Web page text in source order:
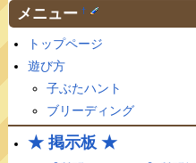
メニュー †
トップページ
遊び方
子ぶたハント
ブリーディング
★ 掲示板 ★